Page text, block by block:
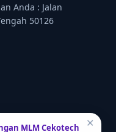
✕
MLM Cekotech
Anda : Jalan
50126